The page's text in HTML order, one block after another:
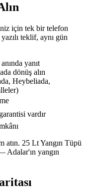
için tek bir telefon
teklif, aynı gün
yanıt
dönüş alın
Heybeliada,
vardır
atın. 25 Lt Yangın Tüpü
Adalar'ın yangın